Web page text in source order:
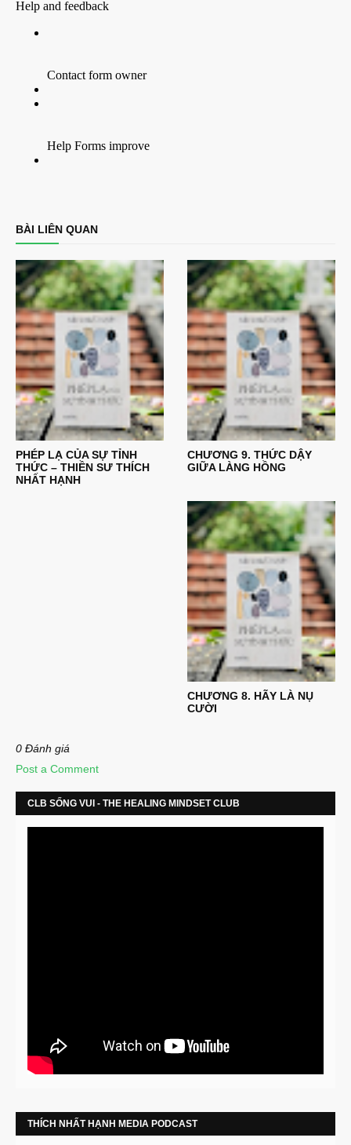
BÀI LIÊN QUAN
PHÉP LẠ CỦA SỰ TỈNH
THỨC – THIỀN SƯ THÍCH
NHẤT HẠNH
CHƯƠNG 9. THỨC DẬY
GIỮA LÀNG HỒNG
CHƯƠNG 8. HÃY LÀ NỤ
CƯỜI
0 Đánh giá
Post a Comment
CLB SỐNG VUI - THE HEALING MINDSET CLUB
THÍCH NHẤT HẠNH MEDIA PODCAST